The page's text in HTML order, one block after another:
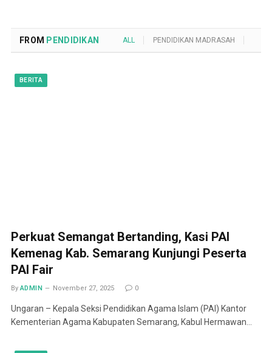
FROM PENDIDIKAN ALL PENDIDIKAN MADRASAH
BERITA
Perkuat Semangat Bertanding, Kasi PAI
Kemenag Kab. Semarang Kunjungi Peserta
PAI Fair
By ADMIN November 27, 2025 0
Ungaran – Kepala Seksi Pendidikan Agama Islam (PAI) Kantor
Kementerian Agama Kabupaten Semarang, Kabul Hermawan…